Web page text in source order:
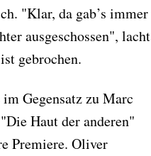
"Klar, da gab’s immer
ausgeschossen", lacht
gebrochen.
Gegensatz zu Marc
Haut der anderen"
Premiere. Oliver